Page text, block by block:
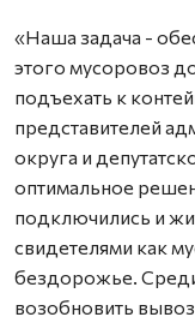
«Наша задача -
этого мусоровоз
подъехать к
представителей
округа и
оптимальное
подключились и
свидетелями как
бездорожье.
возобновить